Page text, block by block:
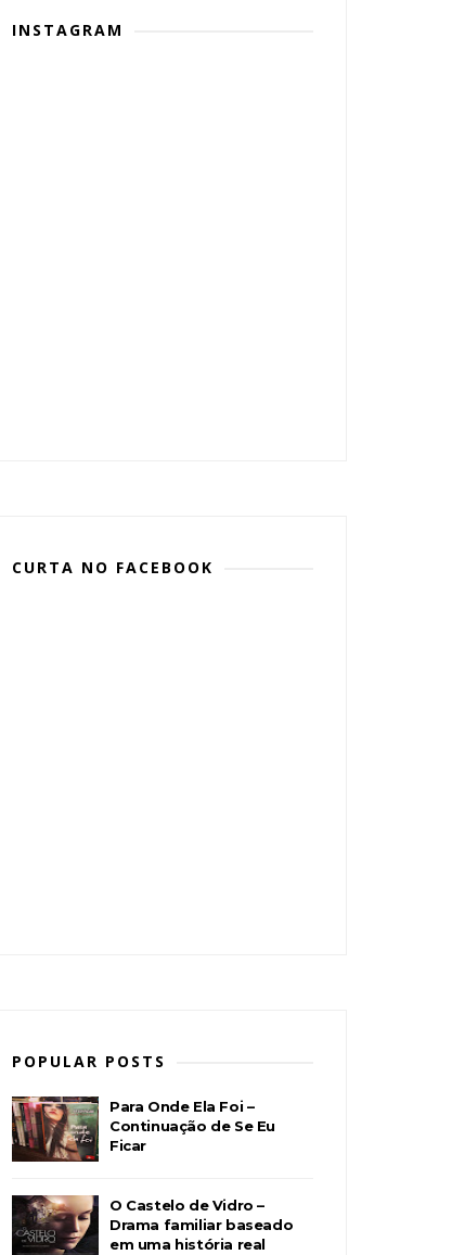
INSTAGRAM
CURTA NO FACEBOOK
POPULAR POSTS
Para Onde Ela Foi –
Continuação de Se Eu
Ficar
O Castelo de Vidro –
Drama familiar baseado
em uma história real